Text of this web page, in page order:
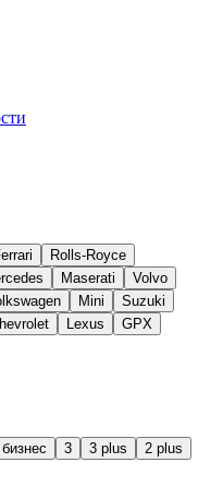
Rolls-Royce
Maserati
Volvo
Mini
Suzuki
Lexus
GPX
3 3 plus 2 plus